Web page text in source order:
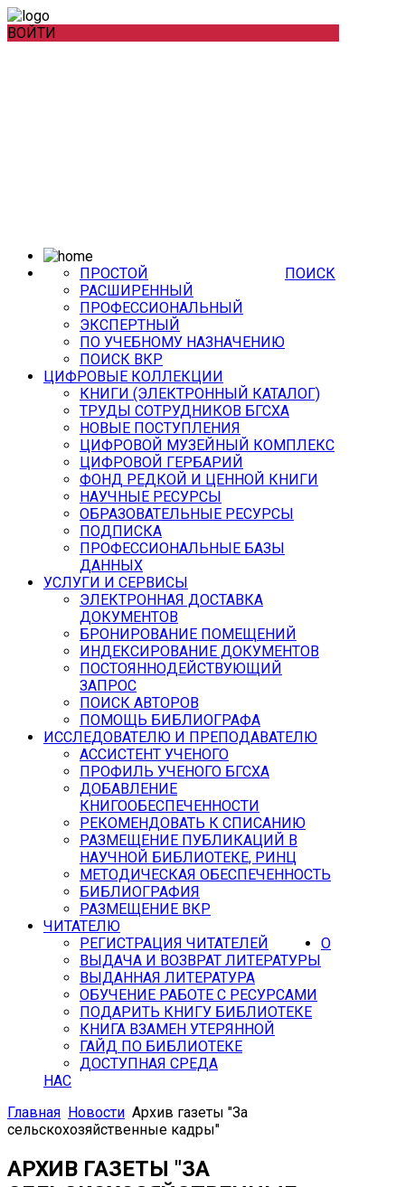
ВОЙТИ
ПОИСК
ПРОСТОЙ
РАСШИРЕННЫЙ
ПРОФЕССИОНАЛЬНЫЙ
ЭКСПЕРТНЫЙ
ПО УЧЕБНОМУ НАЗНАЧЕНИЮ
ПОИСК ВКР
ЦИФРОВЫЕ КОЛЛЕКЦИИ
КНИГИ (ЭЛЕКТРОННЫЙ КАТАЛОГ)
ТРУДЫ СОТРУДНИКОВ БГСХА
НОВЫЕ ПОСТУПЛЕНИЯ
ЦИФРОВОЙ МУЗЕЙНЫЙ КОМПЛЕКС
ЦИФРОВОЙ ГЕРБАРИЙ
ФОНД РЕДКОЙ И ЦЕННОЙ КНИГИ
НАУЧНЫЕ РЕСУРСЫ
ОБРАЗОВАТЕЛЬНЫЕ РЕСУРСЫ
ПОДПИСКА
ПРОФЕССИОНАЛЬНЫЕ БАЗЫ
ДАННЫХ
УСЛУГИ И СЕРВИСЫ
ЭЛЕКТРОННАЯ ДОСТАВКА
ДОКУМЕНТОВ
БРОНИРОВАНИЕ ПОМЕЩЕНИЙ
ИНДЕКСИРОВАНИЕ ДОКУМЕНТОВ
ПОСТОЯННОДЕЙСТВУЮЩИЙ
ЗАПРОС
ПОИСК АВТОРОВ
ПОМОЩЬ БИБЛИОГРАФА
ИССЛЕДОВАТЕЛЮ И ПРЕПОДАВАТЕЛЮ
АССИСТЕНТ УЧЕНОГО
ПРОФИЛЬ УЧЕНОГО БГСХА
ДОБАВЛЕНИЕ
КНИГООБЕСПЕЧЕННОСТИ
РЕКОМЕНДОВАТЬ К СПИСАНИЮ
РАЗМЕЩЕНИЕ ПУБЛИКАЦИЙ В
НАУЧНОЙ БИБЛИОТЕКЕ, РИНЦ
МЕТОДИЧЕСКАЯ ОБЕСПЕЧЕННОСТЬ
БИБЛИОГРАФИЯ
РАЗМЕЩЕНИЕ ВКР
ЧИТАТЕЛЮ
РЕГИСТРАЦИЯ ЧИТАТЕЛЕЙ
ВЫДАЧА И ВОЗВРАТ ЛИТЕРАТУРЫ
ВЫДАННАЯ ЛИТЕРАТУРА
ОБУЧЕНИЕ РАБОТЕ С РЕСУРСАМИ
ПОДАРИТЬ КНИГУ БИБЛИОТЕКЕ
КНИГА ВЗАМЕН УТЕРЯННОЙ
ГАЙД ПО БИБЛИОТЕКЕ
ДОСТУПНАЯ СРЕДА
О
НАС
Главная Новости Архив газеты "За
сельскохозяйственные кадры"
АРХИВ ГАЗЕТЫ "ЗА